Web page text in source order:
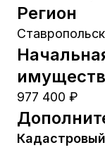
Регион
977 400 ₽